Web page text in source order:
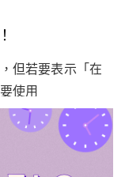
但若要表示「在
使用